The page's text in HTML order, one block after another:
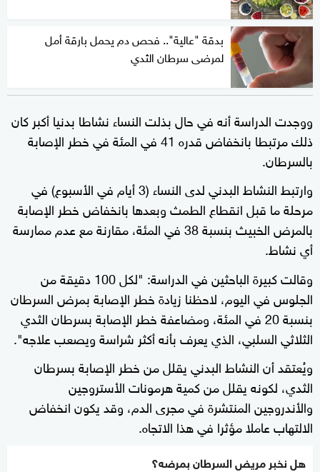
بدقة "عالية".. فحص دم يحمل بارقة أمل
لمرضى سرطان الثدي
ووجدت الدراسة أنه في حال بذلت النساء نشاطا بدنيا أكبر كان
ذلك مرتبطا بانخفاض قدره 41 في المئة في خطر الإصابة
بالسرطان.
وارتبط النشاط البدني لدى النساء (3 أيام في الأسبوع) في
مرحلة ما قبل انقطاع الطمث وبعدها بانخفاض خطر الإصابة
بالمرض الخبيث بنسبة 38 في المئة، مقارنة مع عدم ممارسة
أي نشاط.
وقالت كبيرة الباحثين في الدراسة: "لكل 100 دقيقة من
الجلوس في اليوم، لاحظنا زيادة خطر الإصابة بمرض السرطان
بنسبة 20 في المئة، ومضاعفة خطر الإصابة بسرطان الثدي
الثلاثي السلبي، الذي يعرف بأنه أكثر شراسة ويصعب علاجه".
ويُعتقد أن النشاط البدني يقلل من خطر الإصابة بسرطان
الثدي، لكونه يقلل من كمية هرمونات الأستروجين
والأندروجين المنتشرة في مجرى الدم، وقد يكون انخفاض
الالتهاب عاملا مؤثرا في هذا الاتجاه.
هل نخبر مريض السرطان بمرضه؟